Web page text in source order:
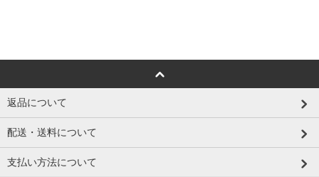
返品について
配送・送料について
支払い方法について